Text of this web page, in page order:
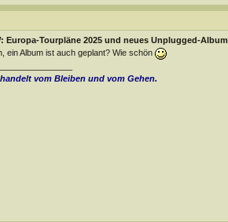
Europa-Tourpläne 2025 und neues Unplugged-Album
ein Album ist auch geplant? Wie schön
vom Bleiben und vom Gehen.